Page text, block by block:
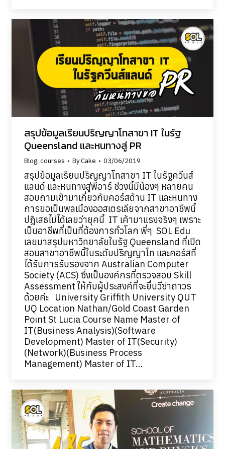
สรุปข้อมูลเรียนปริญญาโทสาขา IT ในรัฐ
Queensland และหนทางสู่ PR
Blog, courses ByCake 03/06/2019
สรุปข้อมูลเรียนปริญญาโทสาขา IT ในรัฐควีนส์
แลนด์ และหนทางสู่พีอาร์ ช่วงนี้มีน้องๆ หลายคน
สอบถามเข้ามาเกี่ยวกับคอร์สด้าน IT และหนทาง
การขอเป็นพลเมืองออสเตรเลียจากสาขาอาชีพนี้
ปฎิเสธไม่ได้เลยว่ายุคนี้ IT เค้ามาแรงจริงๆ เพราะ
เป็นอาชีพที่เป็นที่ต้องการทั่วโลก พี่ๆ SOL Edu
เลยมาสรุปมหาวิทยาลัยในรัฐ Queensland ที่เปิด
สอนสาขาอาชีพนี้ในระดับปริญญาโท และคอร์สที่
ได้รับการรับรองจาก Australian Computer
Society (ACS) ซึ่งเป็นองค์กรที่ตรวจสอบ Skill
Assessment ให้กับผู้ประสงค์ที่จะยื่นวีซ่าถาวร
ด้วยค่ะ University Griffith University QUT
UQ Location Nathan/Gold Coast Garden
Point St Lucia Course Name Master of
IT(Business Analysis)(Software
Development) Master of IT(Security)
(Network)(Business Process
Management) Master of IT…